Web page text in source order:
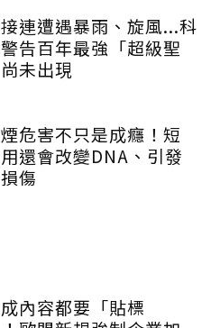
連遭遇暴雨、旋風...科
告百年最強「超級聖
未出現
危害不只是成癮！短
還會改變DNA、引發
傷
內容都要「貼標